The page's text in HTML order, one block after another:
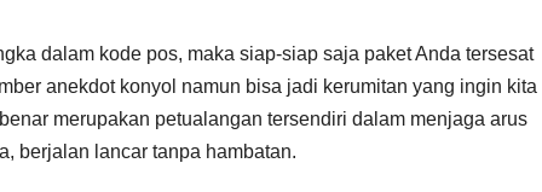
dalam kode pos, maka siap-siap saja paket Anda tersesat
anekdot konyol namun bisa jadi kerumitan yang ingin kita
merupakan petualangan tersendiri dalam menjaga arus
berjalan lancar tanpa hambatan.